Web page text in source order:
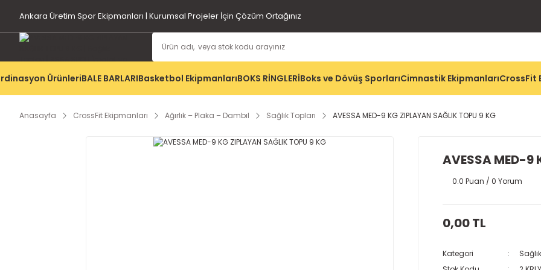
Ankara Üretim Spor Ekipmanları | Kurumsal Projeler İçin Çözüm Ortağınız
ÜrünleriBALE BARLARIBasketbol EkipmanlarıBOKS RİNGLERİBoks ve Dövüş SporlarıCimnastik EkipmanlarıCrossFit
Anasayfa CrossFit Ekipmanları Ağırlık – Plaka – Dambıl Sağlık Topları AVESSA MED-9 KG ZIPLAYAN SAĞLIK TOPU 9 KG
AVESSA MED-9
0.0 Puan / 0 Yorum
0,00 TL
Kategori